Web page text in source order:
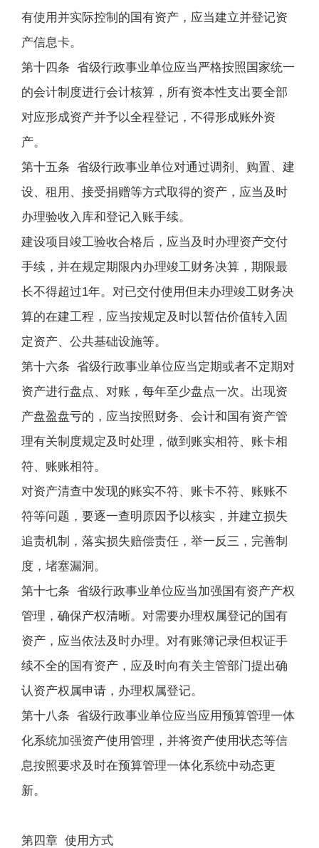
有使用并实际控制的国有资产，应当建立并登记资
产信息卡。
第十四条 省级行政事业单位应当严格按照国家统一
的会计制度进行会计核算，所有资本性支出要全部
对应形成资产并予以全程登记，不得形成账外资
产。
第十五条 省级行政事业单位对通过调剂、购置、建
设、租用、接受捐赠等方式取得的资产，应当及时
办理验收入库和登记入账手续。
建设项目竣工验收合格后，应当及时办理资产交付
手续，并在规定期限内办理竣工财务决算，期限最
长不得超过1年。对已交付使用但未办理竣工财务决
算的在建工程，应当按规定及时以暂估价值转入固
定资产、公共基础设施等。
第十六条 省级行政事业单位应当定期或者不定期对
资产进行盘点、对账，每年至少盘点一次。出现资
产盘盈盘亏的，应当按照财务、会计和国有资产管
理有关制度规定及时处理，做到账实相符、账卡相
符、账账相符。
对资产清查中发现的账实不符、账卡不符、账账不
符等问题，要逐一查明原因予以核实，并建立损失
追责机制，落实损失赔偿责任，举一反三，完善制
度，堵塞漏洞。
第十七条 省级行政事业单位应当加强国有资产产权
管理，确保产权清晰。对需要办理权属登记的国有
资产，应当依法及时办理。对有账簿记录但权证手
续不全的国有资产，应及时向有关主管部门提出确
认资产权属申请，办理权属登记。
第十八条 省级行政事业单位应当应用预算管理一体
化系统加强资产使用管理，并将资产使用状态等信
息按照要求及时在预算管理一体化系统中动态更
新。
第四章 使用方式